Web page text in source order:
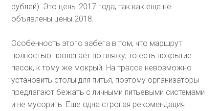
рублей). Это цены 2017 года, так как еще не
объявлены цены 2018.
Особенность этого забега в том, что маршрут
полностью пролегает по пляжу, то есть покрытие –
песок, к тому же мокрый. На трассе невозможно
установить столы для питья, поэтому организаторы
предлагают бежать с личными питьевыми системами
и не мусорить. Еще одна строгая рекомендация